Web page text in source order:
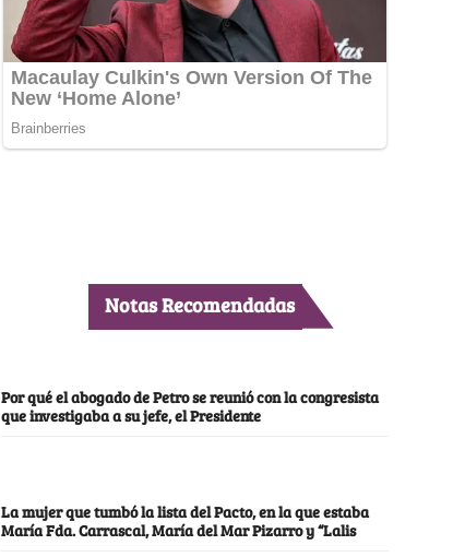
Notas Recomendadas
Por qué el abogado de Petro se reunió con la congresista
que investigaba a su jefe, el Presidente
La mujer que tumbó la lista del Pacto, en la que estaba
María Fda. Carrascal, María del Mar Pizarro y “Lalis